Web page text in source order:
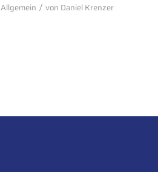
Allgemein / von Daniel Krenzer